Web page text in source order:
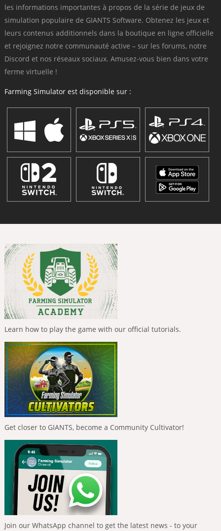
les informations importantes à propos de la série de jeux de
simulation populaire de GIANTS Software. Obtenez les jeux et
leurs contenus additionnels dans la boutique en ligne officielle
et rejoignez notre communauté active – sur les forums, notre
Discord et nos réseaux sociaux. Amusez-vous bien dans votre
ferme virtuelle !
Farming Simulator est disponible sur :
Learn how to play the game with our official tutorials.
Get closer to GIANTS, become a Community Cultivator!
Join our WhatsApp channel to get the latest news - to your